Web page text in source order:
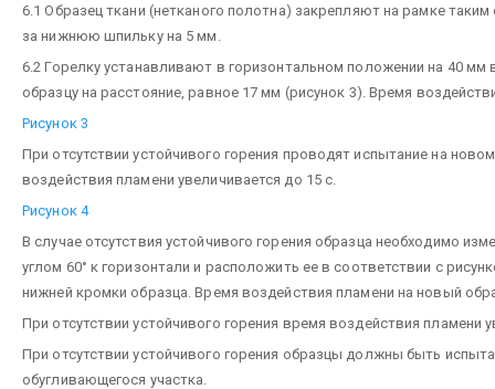
6.1 Образец ткани (нетканого полотна) закрепляют на рамке
за нижнюю шпильку на 5 мм.
6.2 Горелку устанавливают в горизонтальном положении на 40
образцу на расстояние, равное 17 мм (рисунок 3). Время
Рисунок 3
При отсутствии устойчивого горения проводят испытание на
воздействия пламени увеличивается до 15 с.
Рисунок 4
В случае отсутствия устойчивого горения образца необходимо
углом 60° к горизонтали и расположить ее в соответствии с
нижней кромки образца. Время воздействия пламени на новый
При отсутствии устойчивого горения время воздействия пламени
При отсутствии устойчивого горения образцы должны быть
обугливающегося участка.